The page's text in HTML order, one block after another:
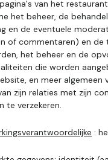
van het
het beheer, de
en de eventuele
of commentaren) en de
het beheer en de
die worden
en meer algemeen
zijn relaties met zijn
te verzekeren.
: